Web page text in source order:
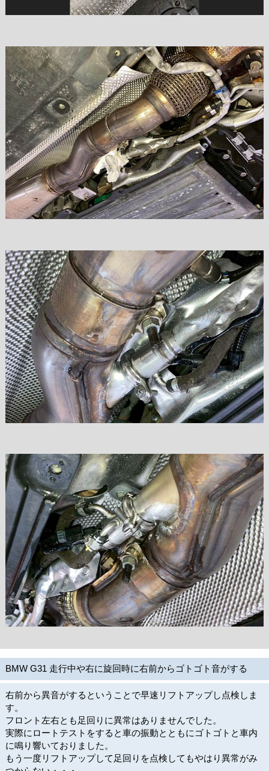
BMW G31 走行中や右に旋回時に右前からゴトゴト音がする
右前から異音がするということで早速リフトアップし点検しま
す。
フロント左右とも足回りに異常はありませんでした。
実際にロートテストをすると車の振動とともにゴトゴトと車内
に鳴り響いておりました。
もう一度リフトアップして足回りを点検してもやはり異常がみ